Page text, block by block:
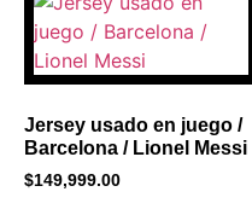
Jersey usado en juego /
Barcelona / Lionel Messi
$149,999.00